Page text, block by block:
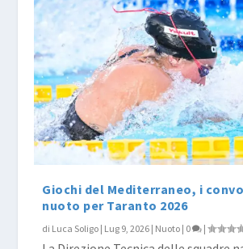
Giochi del Mediterraneo, i
nuoto per Taranto 2026
di Luca Soligo | Lug 9, 2026 | Nuoto | 0 |